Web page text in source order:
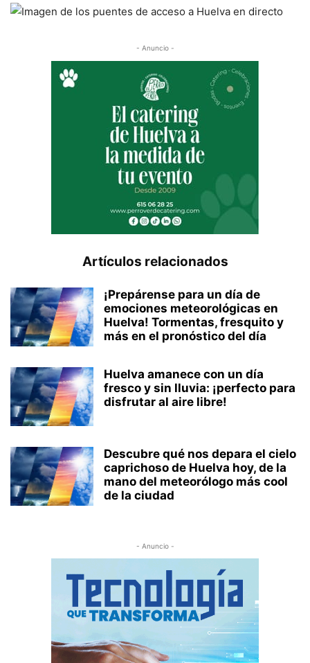
- Anuncio -
Artículos relacionados
¡Prepárense para un día de
emociones meteorológicas en
Huelva! Tormentas, fresquito y
más en el pronóstico del día
Huelva amanece con un día
fresco y sin lluvia: ¡perfecto para
disfrutar al aire libre!
Descubre qué nos depara el cielo
caprichoso de Huelva hoy, de la
mano del meteorólogo más cool
de la ciudad
- Anuncio -